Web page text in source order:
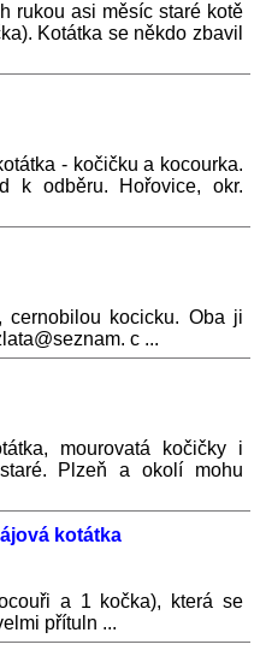
rukou asi měsíc staré kotě
Kotátka se někdo zbavil
- kočičku a kocourka.
k odběru. Hořovice, okr.
cernobilou kocicku. Oba ji
c ...
mourovatá kočičky i
Plzeň a okolí mohu
kotátka
a 1 kočka), která se
přítuln ...